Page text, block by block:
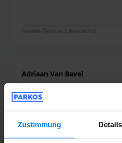
Zustimmung Details
Shuttle-Service (überdacht)
Adriaan Van Bavel
Geparkt von 21.07.26 bis 04.08.26
correct, nadien